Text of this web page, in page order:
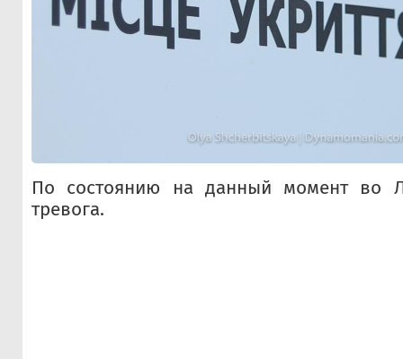
По состоянию на данный момент во
тревога.